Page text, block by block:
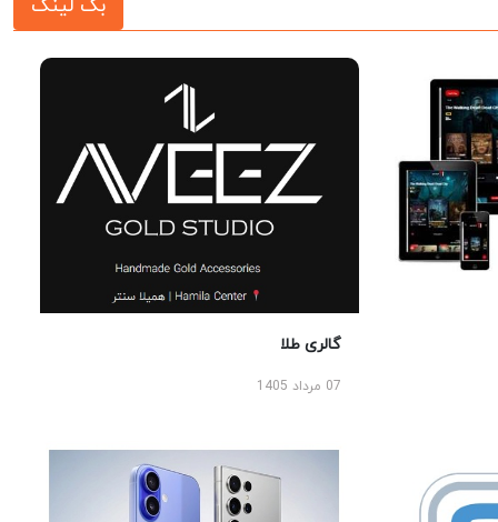
بک لینک
گالری طلا
07 مرداد 1405